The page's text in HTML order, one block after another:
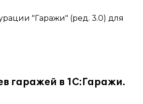
"Гаражи" (ред. 3.0) для
гаражей в 1С:Гаражи.